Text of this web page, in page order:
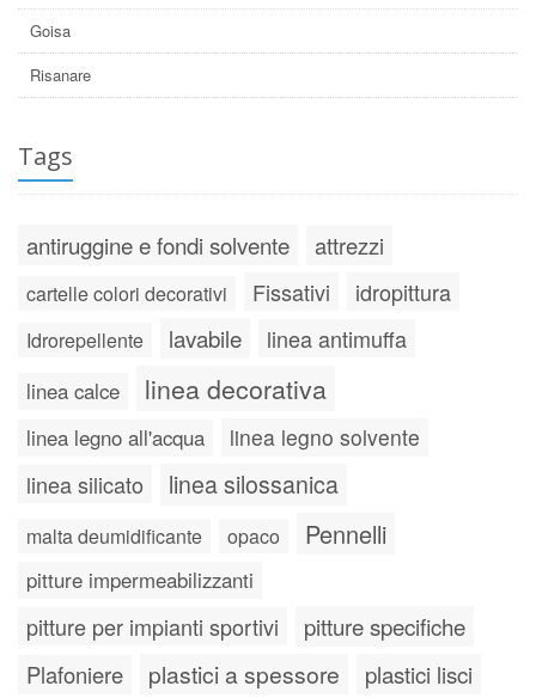
Goisa
Risanare
Tags
antiruggine e fondi solvente attrezzi
cartelle colori decorativi Fissativi idropittura
Idrorepellente lavabile linea antimuffa
linea calce linea decorativa
linea legno all'acqua linea legno solvente
linea silicato linea silossanica
malta deumidificante opaco Pennelli
pitture impermeabilizzanti
pitture per impianti sportivi pitture specifiche
Plafoniere plastici a spessore plastici lisci